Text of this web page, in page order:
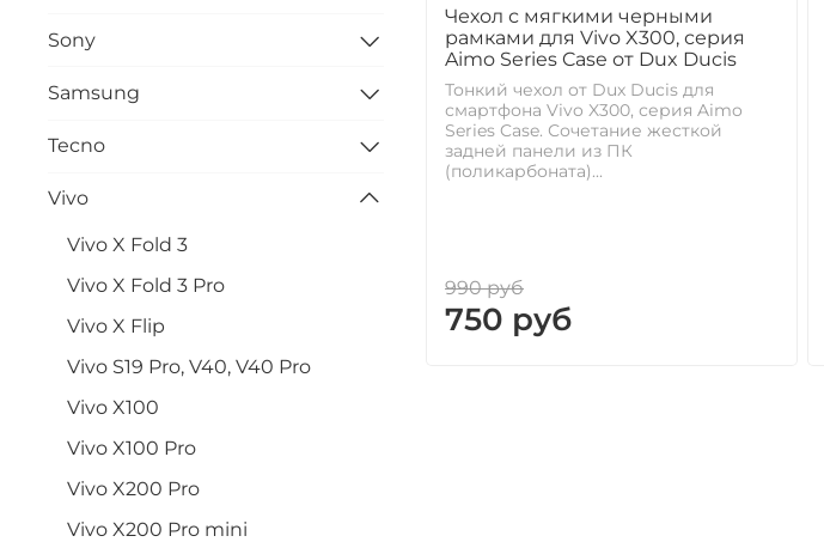
Чехол с мягкими черными
рамками для Vivo X300, серия
Aimo Series Case от Dux Ducis
Тонкий чехол от Dux Ducis для
смартфона Vivo X300, серия Aimo
Series Case. Сочетание жесткой
задней панели из ПК
(поликарбоната)...
990 руб
750 руб
Sony
Samsung
Tecno
Vivo
Vivo X Fold 3
Vivo X Fold 3 Pro
Vivo X Flip
Vivo S19 Pro, V40, V40 Pro
Vivo X100
Vivo X100 Pro
Vivo X200 Pro
Vivo X200 Pro mini